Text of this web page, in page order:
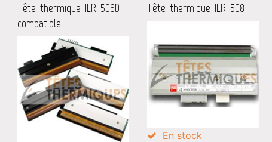
Tête-thermique-IER-506D
compatible
Tête-thermique-IER-508
En stock